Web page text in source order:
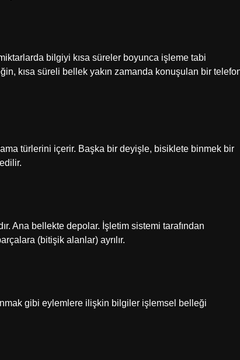
bilgiyi kısa süreler boyunca işleme tabi
kısa süreli bellek yakın zamanda konuşulan bir
türlerini içerir. Başka bir deyişle, bisiklete binmek bir
Ana bellekte depolar. İşletim sistemi tarafından
(bitişik alanlar) ayrılır.
gibi eylemlere ilişkin bilgiler işlemsel belleği